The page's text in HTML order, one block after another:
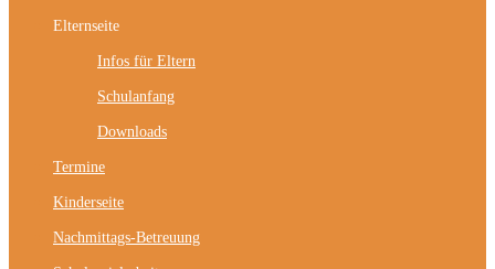
Elternseite
Infos für Eltern
Schulanfang
Downloads
Termine
Kinderseite
Nachmittags-Betreuung